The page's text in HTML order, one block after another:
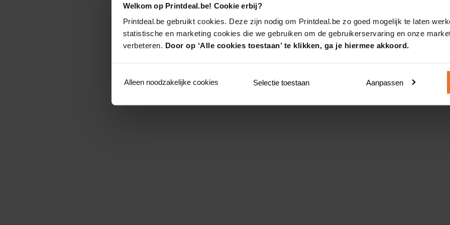
Welkom op Printdeal.be! Cookie erbij?
Printdeal.be gebruikt cookies. Deze zijn nodig om Printdeal.be zo goed mogelijk te laten
statistische en marketing cookies die we gebruiken om de gebruikerservaring en onze
verbeteren. Door op ‘Alle cookies toestaan’ te klikken, ga je hiermee akkoord.
Alleen noodzakelijke cookies Selectie toestaan Aanpassen